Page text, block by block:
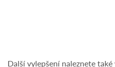
Další vylepšení naleznete